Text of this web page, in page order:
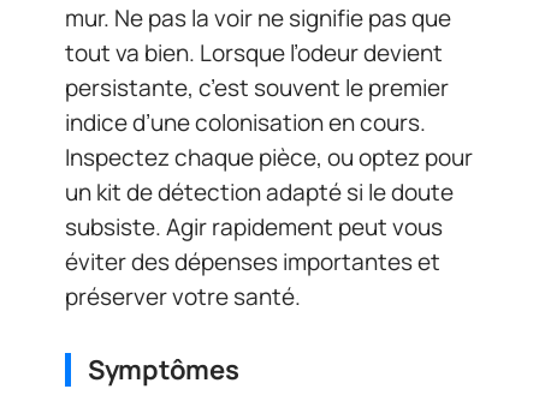
mur. Ne pas la voir ne signifie pas que
tout va bien. Lorsque l’odeur devient
persistante, c’est souvent le premier
indice d’une colonisation en cours.
Inspectez chaque pièce, ou optez pour
un kit de détection adapté si le doute
subsiste. Agir rapidement peut vous
éviter des dépenses importantes et
préserver votre santé.
Symptômes